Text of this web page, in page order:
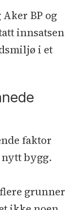
BP og
innsatsen
i et
faktor
nytt bygg.
grunner